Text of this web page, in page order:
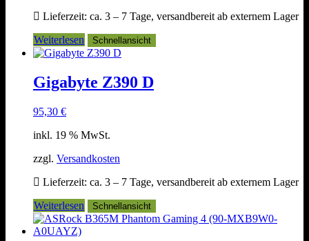
Lieferzeit: ca. 3 – 7 Tage, versandbereit ab externem Lager
Weiterlesen
Schnellansicht
Gigabyte Z390 D
95,30 €
inkl. 19 % MwSt.
zzgl. Versandkosten
Lieferzeit: ca. 3 – 7 Tage, versandbereit ab externem Lager
Weiterlesen
Schnellansicht